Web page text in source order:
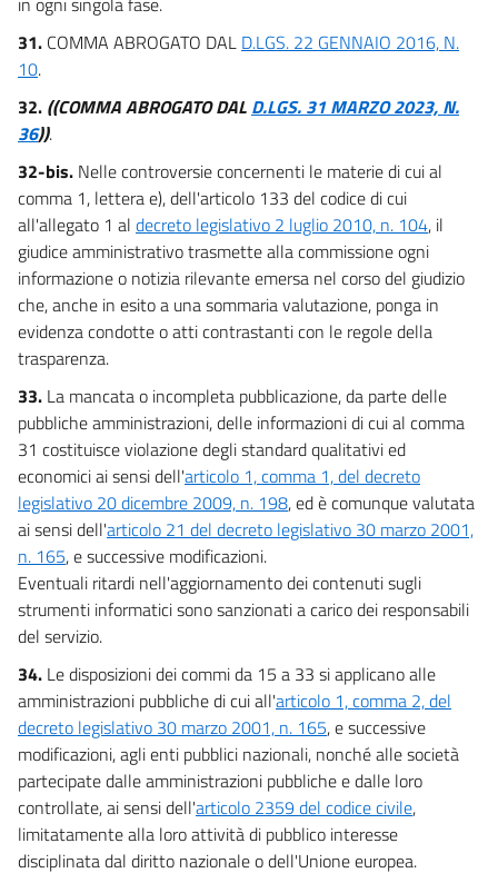
31. COMMA ABROGATO DAL D.LGS. 22 GENNAIO 2016, N.
10.
32. ((COMMA ABROGATO DAL D.LGS. 31 MARZO 2023, N.
36)).
32-bis. Nelle controversie concernenti le materie di cui al
comma 1, lettera e), dell'articolo 133 del codice di cui
all'allegato 1 al decreto legislativo 2 luglio 2010, n. 104, il
giudice amministrativo trasmette alla commissione ogni
informazione o notizia rilevante emersa nel corso del giudizio
che, anche in esito a una sommaria valutazione, ponga in
evidenza condotte o atti contrastanti con le regole della
trasparenza.
33. La mancata o incompleta pubblicazione, da parte delle
pubbliche amministrazioni, delle informazioni di cui al comma
31 costituisce violazione degli standard qualitativi ed
economici ai sensi dell'articolo 1, comma 1, del decreto
legislativo 20 dicembre 2009, n. 198, ed è comunque valutata
ai sensi dell'articolo 21 del decreto legislativo 30 marzo 2001,
n. 165, e successive modificazioni.
Eventuali ritardi nell'aggiornamento dei contenuti sugli
strumenti informatici sono sanzionati a carico dei responsabili
del servizio.
34. Le disposizioni dei commi da 15 a 33 si applicano alle
amministrazioni pubbliche di cui all'articolo 1, comma 2, del
decreto legislativo 30 marzo 2001, n. 165, e successive
modificazioni, agli enti pubblici nazionali, nonché alle società
partecipate dalle amministrazioni pubbliche e dalle loro
controllate, ai sensi dell'articolo 2359 del codice civile,
limitatamente alla loro attività di pubblico interesse
disciplinata dal diritto nazionale o dell'Unione europea.